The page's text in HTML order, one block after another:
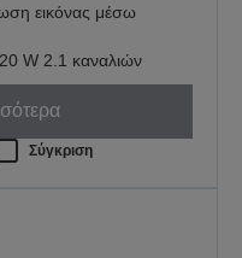
εικόνας μέσω
W 2.1 καναλιών
Σύγκριση